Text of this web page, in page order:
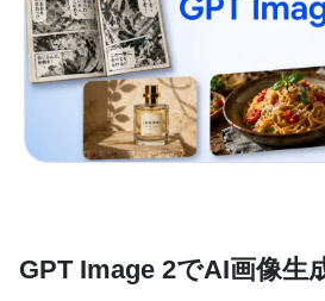
GPT Image 2でAI画像生